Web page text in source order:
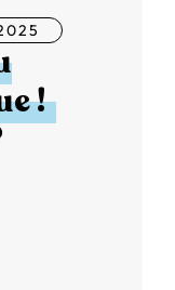
!